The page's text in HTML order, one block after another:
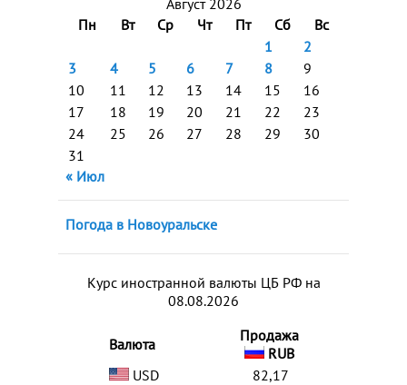
Август 2026
Пн
Вт Ср Чт Пт Сб
Вс
1
2
3
4 5 6 7 8
9
10
11 12 13 14 15
16
17
18 19 20 21 22
23
24
25 26 27 28 29
30
31
« Июл
Погода в Новоуральске
Курс иностранной валюты ЦБ РФ на
08.08.2026
Валюта
Продажа
RUB
USD
82,17